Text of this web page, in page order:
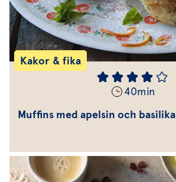
Kakor & fika
40min
Muffins med apelsin och basilika